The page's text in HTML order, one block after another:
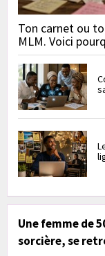
Ton carnet ou
MLM. Voici
Une femme de
sorcière, se